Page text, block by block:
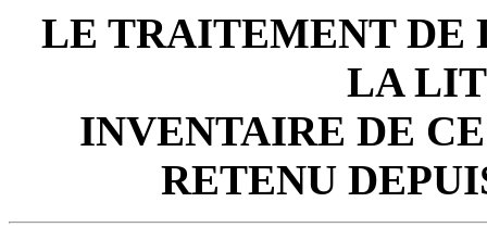
LE TRAITEMENT DE
LA
INVENTAIRE DE
RETENU